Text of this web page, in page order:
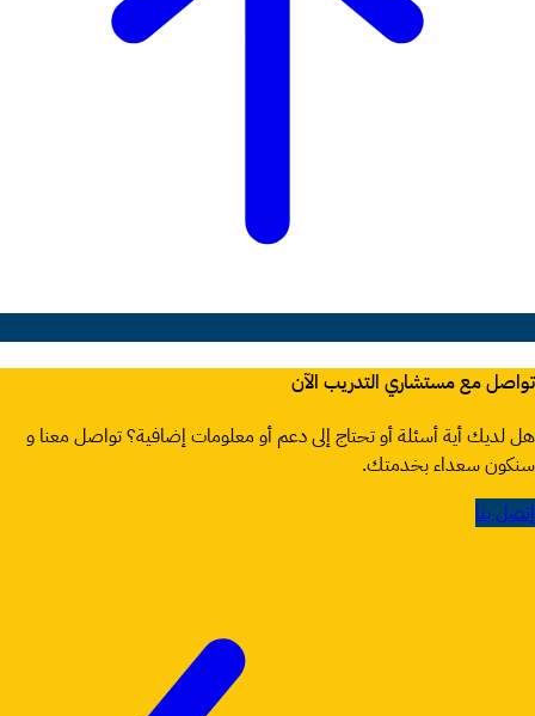
تواصل مع مستشاري التدريب الآن
هل لديك أية أسئلة أو تحتاج إلى دعم أو معلومات إضافية؟ تواصل معنا و
سنكون سعداء بخدمتك.
إتصل بنا